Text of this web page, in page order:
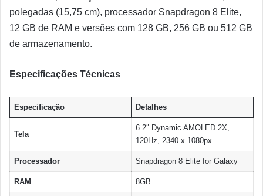
polegadas (15,75 cm), processador Snapdragon 8 Elite,
12 GB de RAM e versões com 128 GB, 256 GB ou 512 GB
de armazenamento.
Especificações Técnicas
Especificação Detalhes
Tela
6.2″ Dynamic AMOLED 2X,
120Hz, 2340 x 1080px
Processador Snapdragon 8 Elite for Galaxy
RAM 8GB